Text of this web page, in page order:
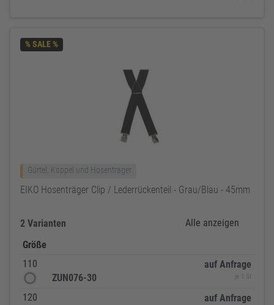
% SALE %
Gürtel, Koppel und Hosenträger
EIKO Hosenträger Clip / Lederrückenteil - Grau/Blau - 45mm
2 Varianten
Alle anzeigen
Größe
110
ZUN076-30
auf Anfrage
je 1 St
120
auf Anfrage